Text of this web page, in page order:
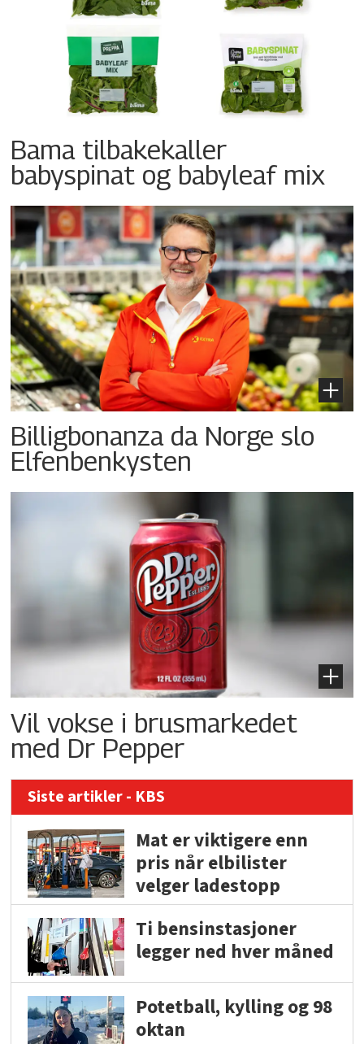
Bama tilbakekaller
babyspinat og babyleaf mix
Billigbonanza da Norge slo
Elfenbenkysten
Vil vokse i brusmarkedet
med Dr Pepper
Siste artikler - KBS
Mat er viktigere enn
pris når elbilister
velger ladestopp
Ti bensinstasjoner
legger ned hver måned
Potetball, kylling og 98
oktan